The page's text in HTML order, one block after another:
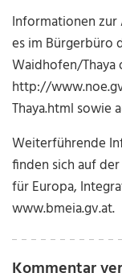
Informationen zur
es im Bürgerbüro
Waidhofen/
http://
Thaya.html sowie
Weiterführende
finden sich auf
für Europa,
www.bmeia.gv.at.